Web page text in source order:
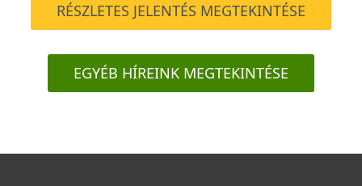
RÉSZLETES JELENTÉS MEGTEKINTÉSE
EGYÉB HÍREINK MEGTEKINTÉSE